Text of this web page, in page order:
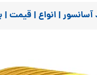
آسانسور | انواع | قیمت |